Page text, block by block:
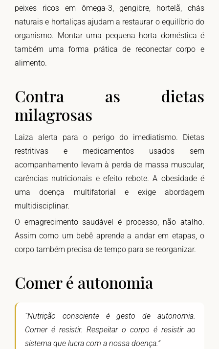
peixes ricos em ômega-3, gengibre, hortelã, chás
naturais e hortaliças ajudam a restaurar o equilíbrio do
organismo. Montar uma pequena horta doméstica é
também uma forma prática de reconectar corpo e
alimento.
Contra as dietas
milagrosas
Laiza alerta para o perigo do imediatismo. Dietas
restritivas e medicamentos usados sem
acompanhamento levam à perda de massa muscular,
carências nutricionais e efeito rebote. A obesidade é
uma doença multifatorial e exige abordagem
multidisciplinar.
O emagrecimento saudável é processo, não atalho.
Assim como um bebê aprende a andar em etapas, o
corpo também precisa de tempo para se reorganizar.
Comer é autonomia
“Nutrição consciente é gesto de autonomia.
Comer é resistir. Respeitar o corpo é resistir ao
sistema que lucra com a nossa doença.”